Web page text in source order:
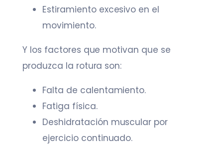
Estiramiento excesivo en el
movimiento.
Y los factores que motivan que se
produzca la rotura son:
Falta de calentamiento.
Fatiga física.
Deshidratación muscular por
ejercicio continuado.